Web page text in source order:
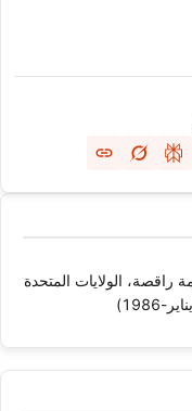
راقصة، الولايات المتحدة